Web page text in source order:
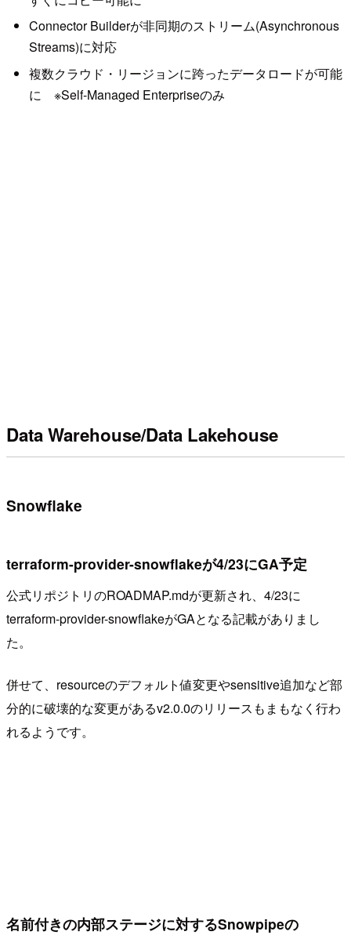
Connector Builderが非同期のストリーム(Asynchronous
Streams)に対応
複数クラウド・リージョンに跨ったデータロードが可能
に ※Self-Managed Enterpriseのみ
Data Warehouse/Data Lakehouse
Snowflake
terraform-provider-snowflakeが4/23にGA予定
公式リポジトリのROADMAP.mdが更新され、4/23に
terraform-provider-snowflakeがGAとなる記載がありまし
た。
併せて、resourceのデフォルト値変更やsensitive追加など部
分的に破壊的な変更があるv2.0.0のリリースもまもなく行わ
れるようです。
名前付きの内部ステージに対するSnowpipeの